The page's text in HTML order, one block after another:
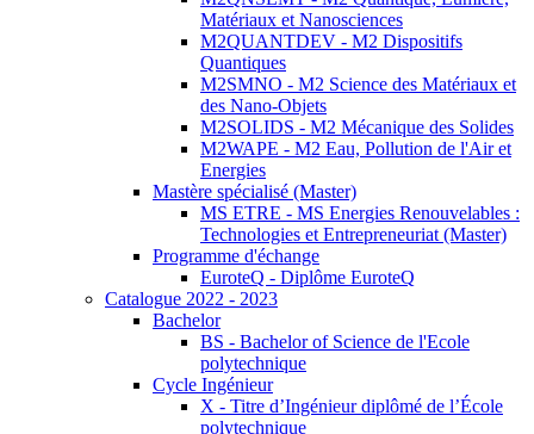
Matériaux et Nanosciences
M2QUANTDEV - M2 Dispositifs
Quantiques
M2SMNO - M2 Science des Matériaux et
des Nano-Objets
M2SOLIDS - M2 Mécanique des Solides
M2WAPE - M2 Eau, Pollution de l'Air et
Energies
Mastère spécialisé (Master)
MS ETRE - MS Energies Renouvelables :
Technologies et Entrepreneuriat (Master)
Programme d'échange
EuroteQ - Diplôme EuroteQ
Catalogue 2022 - 2023
Bachelor
BS - Bachelor of Science de l'Ecole
polytechnique
Cycle Ingénieur
X - Titre d’Ingénieur diplômé de l’École
polytechnique